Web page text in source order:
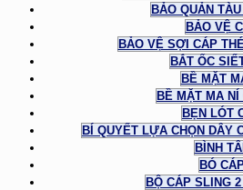
BẢO QUẢN
BẢO VỆ
BẢO VỆ SỢI CÁP
BẮT ỐC
BỀ MẶT
BỀ MẶT MA NÍ
BẸN LÓT
BÍ QUYẾT LỰA CHỌN DÂY
BÌNH
BÓ
BỘ CÁP SLING